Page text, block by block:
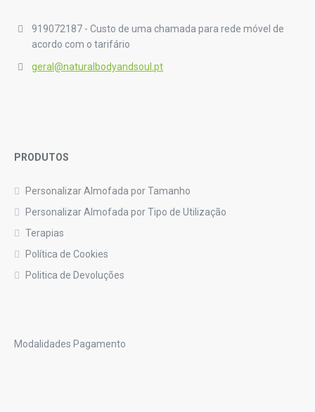
919072187 - Custo de uma chamada para rede móvel de
acordo com o tarifário
geral@naturalbodyandsoul.pt
PRODUTOS
Personalizar Almofada por Tamanho
Personalizar Almofada por Tipo de Utilização
Terapias
Política de Cookies
Politica de Devoluções
Modalidades Pagamento